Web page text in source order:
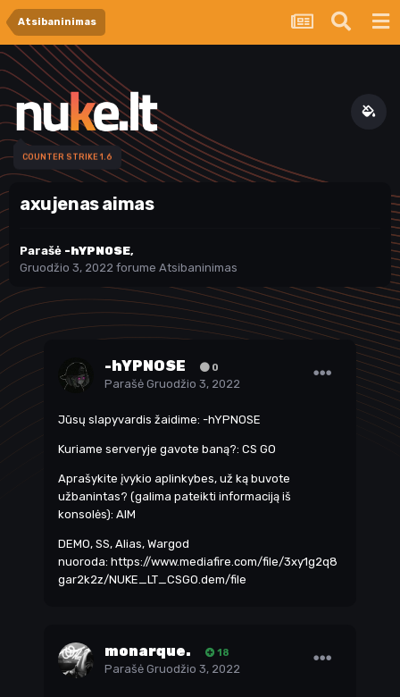
Atsibaninimas
COUNTER STRIKE 1.6
axujenas aimas
Parašė -hYPNOSE,
Gruodžio 3, 2022 forume Atsibaninimas
-hYPNOSE 0
Parašė Gruodžio 3, 2022
Jūsų slapyvardis žaidime: -hYPNOSE
Kuriame serveryje gavote baną?: CS GO
Aprašykite įvykio aplinkybes, už ką buvote
užbanintas? (galima pateikti informaciją iš
konsolės): AIM
DEMO, SS, Alias, Wargod
nuoroda: https://www.mediafire.com/file/3xy1g2q8
gar2k2z/NUKE_LT_CSGO.dem/file
monarque. 18
Parašė Gruodžio 3, 2022